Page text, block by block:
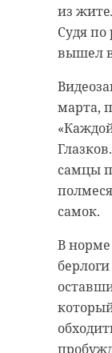
из
Судя
вышел
марта,
самцы
самок.
В
На
служба
летний
его 20-
На
части